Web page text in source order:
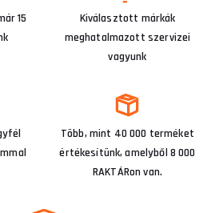
15
Kiválasztott márkák
meghatalmazott szervizei
vagyunk
Több, mint 40 000 terméket
értékesítünk, amelyből 8 000
RAKTÁRon van.